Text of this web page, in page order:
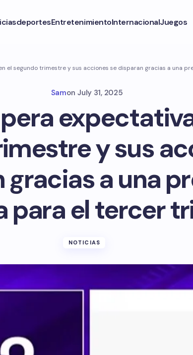
deportesEntretenimientoInternacionalJuegos
el segundo trimestre y sus acciones se disparan gracias a una
Samon July 31, 2025
y sus
gracias a una
para el tercer
NOTICIAS